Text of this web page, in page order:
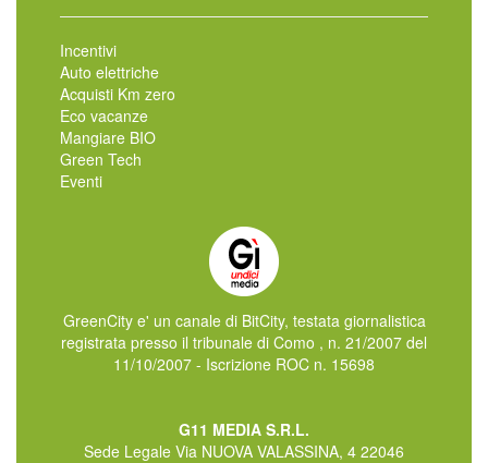
Incentivi
Auto elettriche
Acquisti Km zero
Eco vacanze
Mangiare BIO
Green Tech
Eventi
GreenCity e' un canale di BitCity, testata giornalistica
registrata presso il tribunale di Como , n. 21/2007 del
11/10/2007 - Iscrizione ROC n. 15698
G11 MEDIA S.R.L.
Sede Legale Via NUOVA VALASSINA, 4 22046